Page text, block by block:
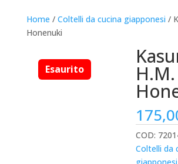
Home / Coltelli da cucina giapponesi /
Honenuki
H.M.
COD:
Coltelli da